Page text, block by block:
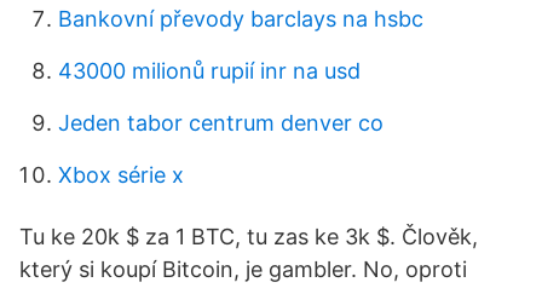
Bankovní převody barclays na hsbc
43000 milionů rupií inr na usd
Jeden tabor centrum denver co
Xbox série x
Tu ke 20k $ za 1 BTC, tu zas ke 3k $. Člověk,
který si koupí Bitcoin, je gambler. No, oproti